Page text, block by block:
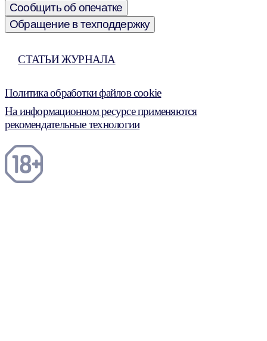
Сообщить об опечатке
Обращение в техподдержку
СТАТЬИ ЖУРНАЛА
Политика обработки файлов cookie
На информационном ресурсе применяются
рекомендательные технологии